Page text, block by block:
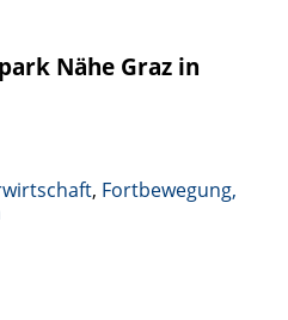
Nähe Graz in
, Fortbewegung,